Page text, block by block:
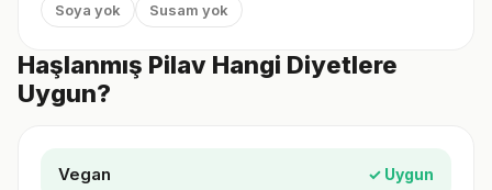
Soya yok
Susam yok
Haşlanmış Pilav Hangi Diyetlere
Uygun?
Vegan ✓ Uygun